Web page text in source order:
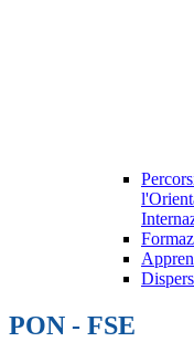
PON - FSE